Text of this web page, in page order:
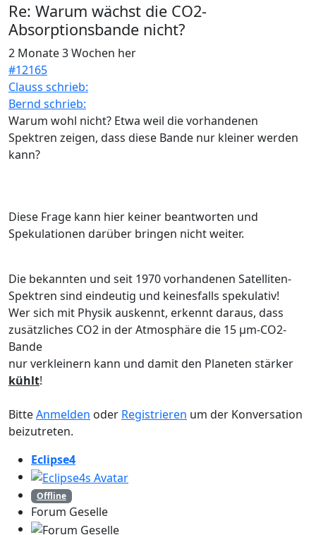
Re: Warum wächst die CO2-
Absorptionsbande nicht?
2 Monate 3 Wochen her
#12165
Clauss schrieb:
Bernd schrieb:
Warum wohl nicht? Etwa weil die vorhandenen
Spektren zeigen, dass diese Bande nur kleiner werden
kann?
Diese Frage kann hier keiner beantworten und
Spekulationen darüber bringen nicht weiter.
Die bekannten und seit 1970 vorhandenen Satelliten-
Spektren sind eindeutig und keinesfalls spekulativ!
Wer sich mit Physik auskennt, erkennt daraus, dass
zusätzliches CO2 in der Atmosphäre die 15 µm-CO2-
Bande
nur verkleinern kann und damit den Planeten stärker
kühlt!
BitteAnmelden oder Registrieren um der Konversation
beizutreten.
Eclipse4
Offline
Forum Geselle